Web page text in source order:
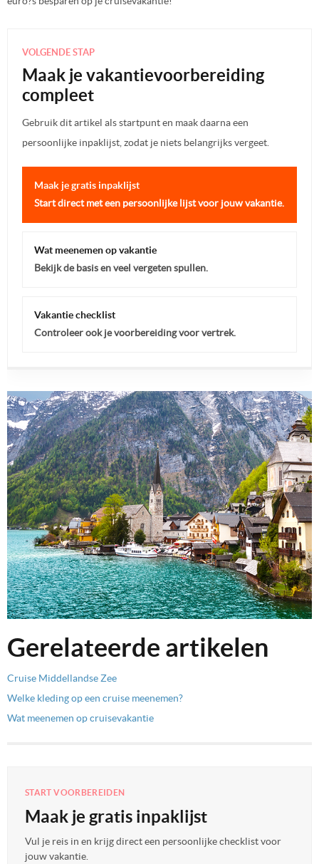
VOLGENDE STAP
Maak je vakantievoorbereiding
compleet
Gebruik dit artikel als startpunt en maak daarna een
persoonlijke inpaklijst, zodat je niets belangrijks vergeet.
Maak je gratis inpaklijst
Start direct met een persoonlijke lijst voor jouw vakantie.
Wat meenemen op vakantie
Bekijk de basis en veel vergeten spullen.
Vakantie checklist
Controleer ook je voorbereiding voor vertrek.
Gerelateerde artikelen
Cruise Middellandse Zee
Welke kleding op een cruise meenemen?
Wat meenemen op cruisevakantie
START VOORBEREIDEN
Maak je gratis inpaklijst
Vul je reis in en krijg direct een persoonlijke checklist voor
jouw vakantie.